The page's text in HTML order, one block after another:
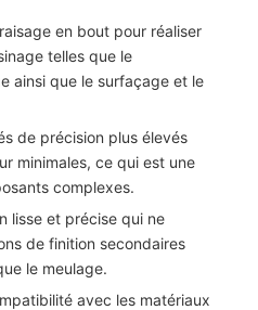
en bout pour réaliser
telles que le
ainsi que le surfaçage et le
de précision plus élevés
minimales, ce qui est une
complexes.
lisse et précise qui ne
de finition secondaires
le meulage.
avec les matériaux